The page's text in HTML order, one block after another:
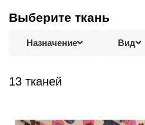
Выберите ткань
Назначение Вид
13 тканей